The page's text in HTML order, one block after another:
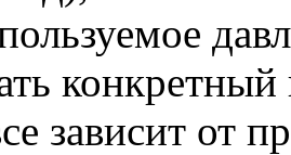
зависит от